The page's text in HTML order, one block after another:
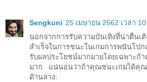
Sengkuni 25 เมษายน 2562 เวลา
นอกจากการรับความบันเทิงที่น่าตื่น
สำเร็จในการชนะในเกมการพนันโป
รับผลประโยชน์มากมายโดยเฉพาะถ้
มาก แน่นอนว่าถ้าคุณชนะเกมได้คุ
ด้านล่าง: